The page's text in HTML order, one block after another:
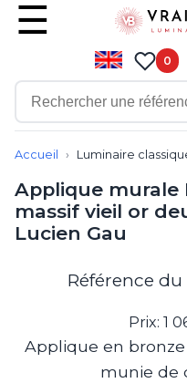
0
Contemporain
Applique
Eclairage tableau
Lampadaire
Lampe de bureau
Lampe sans fil
Plafonnier
Accueil Luminaire
Applique murale
massif vieil or
Lucien Gau
Référence
Prix: 1
Applique en
munie de